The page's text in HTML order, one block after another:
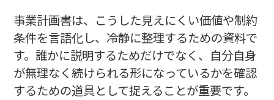
事業計画書は、こうした見えにくい価値や制約
条件を言語化し、冷静に整理するための資料で
す。誰かに説明するためだけでなく、自分自身
が無理なく続けられる形になっているかを確認
するための道具として捉えることが重要です。